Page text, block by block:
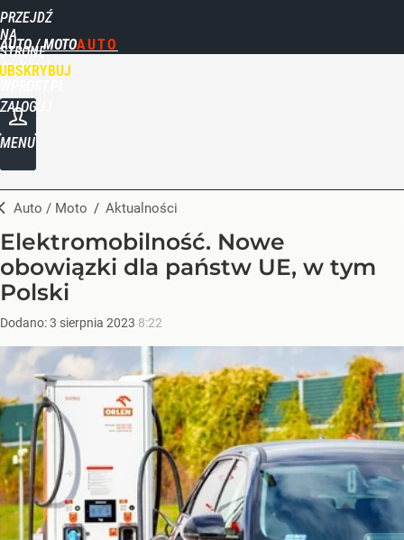
PRZEJDŹ
NA
STRONĘ
GŁÓWNĄ
AUTO / MOTO
ZALOGUJ
MENU
Auto / Moto / Aktualności
Elektromobilność. Nowe
obowiązki dla państw UE, w tym
Polski
Dodano:3 sierpnia 2023 8:22